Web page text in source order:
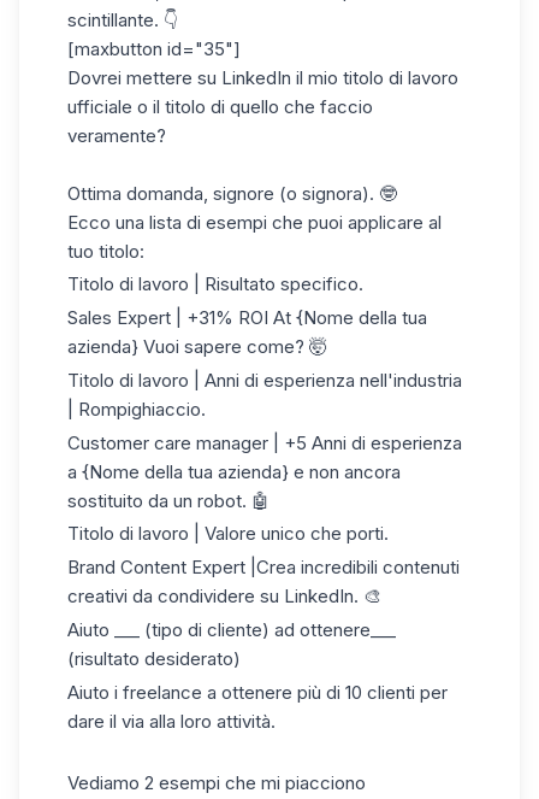
scintillante. 👇
[maxbutton id="35"]
Dovrei mettere su LinkedIn il mio titolo di lavoro
ufficiale o il titolo di quello che faccio
veramente?
Ottima domanda, signore (o signora). 🤓
Ecco una lista di esempi che puoi applicare al
tuo titolo:
Titolo di lavoro | Risultato specifico.
Sales Expert | +31% ROI At {Nome della tua
azienda} Vuoi sapere come? 🤯
Titolo di lavoro | Anni di esperienza nell'industria
| Rompighiaccio.
Customer care manager | +5 Anni di esperienza
a {Nome della tua azienda} e non ancora
sostituito da un robot. 🤖
Titolo di lavoro | Valore unico che porti.
Brand Content Expert |Crea incredibili contenuti
creativi da condividere su LinkedIn. 🎨
Aiuto ___ (tipo di cliente) ad ottenere___
(risultato desiderato)
Aiuto i freelance a ottenere più di 10 clienti per
dare il via alla loro attività.
Vediamo 2 esempi che mi piacciono